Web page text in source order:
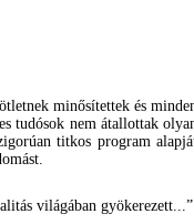
minősítettek és
tudósok nem átallottak
titkos program
világában gyökerezett...”